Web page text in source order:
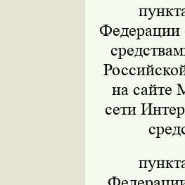
Федерации
на сайте
сети